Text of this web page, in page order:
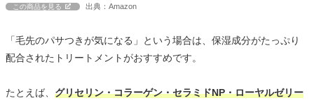
この商品を見る 出典：Amazon
「毛先のパサつきが気になる」という場合は、保湿成分がたっぷり
配合されたトリートメントがおすすめです。
たとえば、 グリセリン・コラーゲン・セラミドNP・ローヤルゼリー